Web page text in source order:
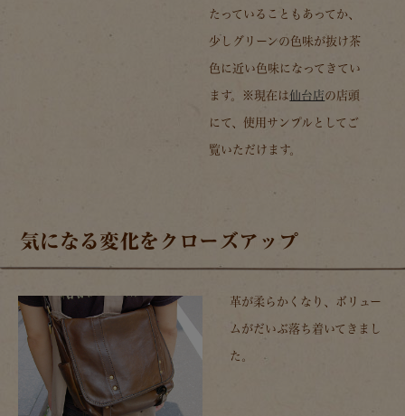
たっていることもあってか、
少しグリーンの色味が抜け茶
色に近い色味になってきてい
ます。※現在は仙台店の店頭
にて、使用サンプルとしてご
覧いただけます。
気になる変化をクローズアップ
革が柔らかくなり、ボリュー
ムがだいぶ落ち着いてきまし
た。